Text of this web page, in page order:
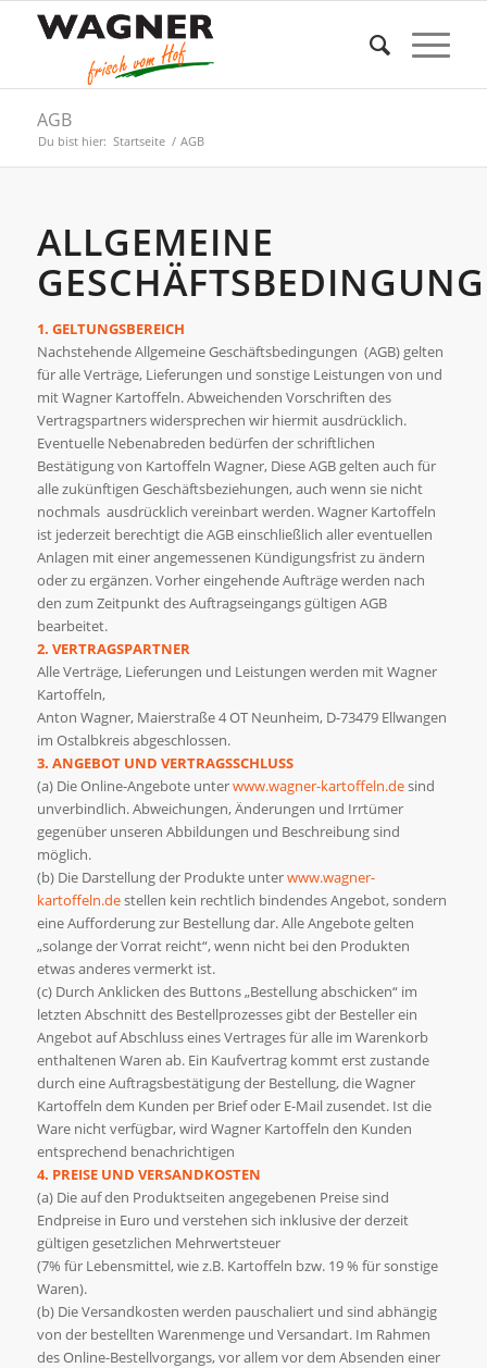
AGB
Du bist hier: Startseite / AGB
ALLGEMEINE
1. GELTUNGSBEREICH
Nachstehende Allgemeine Geschäftsbedingungen (AGB) gelten
für alle Verträge, Lieferungen und sonstige Leistungen von und
mit Wagner Kartoffeln. Abweichenden Vorschriften des
Vertragspartners widersprechen wir hiermit ausdrücklich.
Eventuelle Nebenabreden bedürfen der schriftlichen
Bestätigung von Kartoffeln Wagner, Diese AGB gelten auch für
alle zukünftigen Geschäftsbeziehungen, auch wenn sie nicht
nochmals ausdrücklich vereinbart werden. Wagner Kartoffeln
ist jederzeit berechtigt die AGB einschließlich aller eventuellen
Anlagen mit einer angemessenen Kündigungsfrist zu ändern
oder zu ergänzen. Vorher eingehende Aufträge werden nach
den zum Zeitpunkt des Auftragseingangs gültigen AGB
bearbeitet.
2. VERTRAGSPARTNER
Alle Verträge, Lieferungen und Leistungen werden mit Wagner
Kartoffeln,
Anton Wagner, Maierstraße 4 OT Neunheim, D-73479 Ellwangen
im Ostalbkreis abgeschlossen.
3. ANGEBOT UND VERTRAGSSCHLUSS
(a) Die Online-Angebote unterwww.wagner-kartoffeln.desind
unverbindlich. Abweichungen, Änderungen und Irrtümer
gegenüber unseren Abbildungen und Beschreibung sind
möglich.
(b) Die Darstellung der Produkte unterwww.wagner-
kartoffeln.destellen kein rechtlich bindendes Angebot, sondern
eine Aufforderung zur Bestellung dar. Alle Angebote gelten
„solange der Vorrat reicht“, wenn nicht bei den Produkten
etwas anderes vermerkt ist.
(c) Durch Anklicken des Buttons „Bestellung abschicken“ im
letzten Abschnitt des Bestellprozesses gibt der Besteller ein
Angebot auf Abschluss eines Vertrages für alle im Warenkorb
enthaltenen Waren ab. Ein Kaufvertrag kommt erst zustande
durch eine Auftragsbestätigung der Bestellung, die Wagner
Kartoffeln dem Kunden per Brief oder E-Mail zusendet. Ist die
Ware nicht verfügbar, wird Wagner Kartoffeln den Kunden
entsprechend benachrichtigen
4. PREISE UND VERSANDKOSTEN
(a) Die auf den Produktseiten angegebenen Preise sind
Endpreise in Euro und verstehen sich inklusive der derzeit
gültigen gesetzlichen Mehrwertsteuer
(7% für Lebensmittel, wie z.B. Kartoffeln bzw. 19 % für sonstige
Waren).
(b) Die Versandkosten werden pauschaliert und sind abhängig
von der bestellten Warenmenge und Versandart. Im Rahmen
des Online-Bestellvorgangs, vor allem vor dem Absenden einer